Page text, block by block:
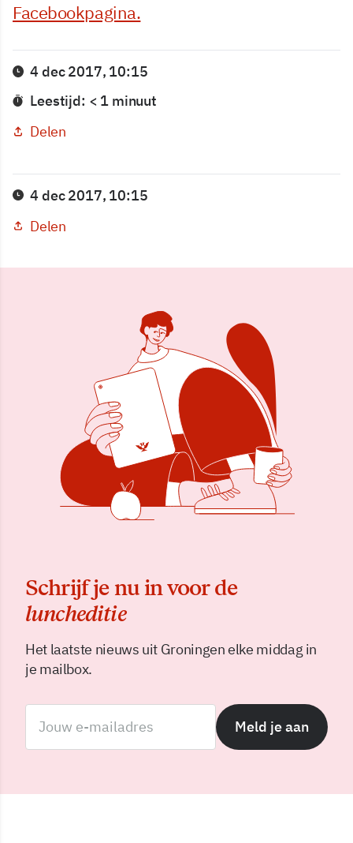
Facebookpagina.
4 dec 2017, 10:15
Leestijd: < 1 minuut
Delen
4 dec 2017, 10:15
Delen
Schrijf je nu in voor de
luncheditie
Het laatste nieuws uit Groningen elke middag in
je mailbox.
Meld je aan